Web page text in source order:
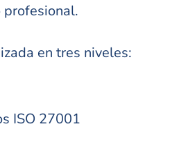
profesional.
en tres niveles:
ISO 27001